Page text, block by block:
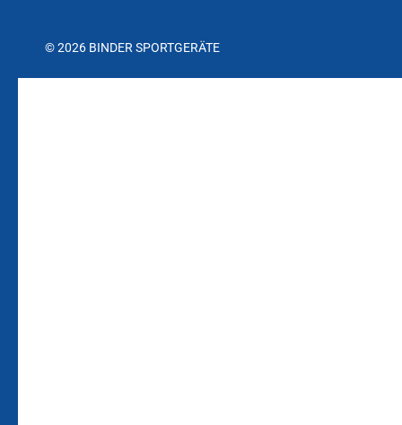
© 2026 BINDER SPORTGERÄTE